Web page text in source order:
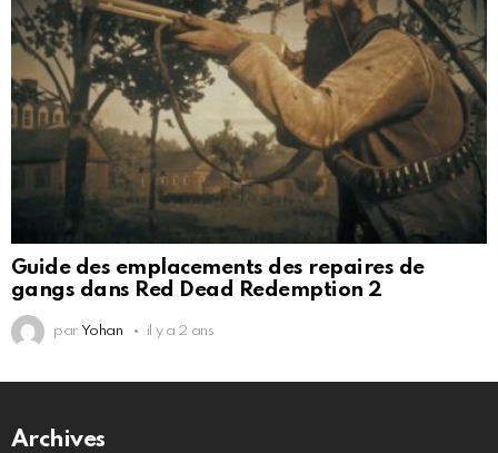
Guide des emplacements des repaires de
gangs dans Red Dead Redemption 2
par Yohan il y a 2 ans
Archives